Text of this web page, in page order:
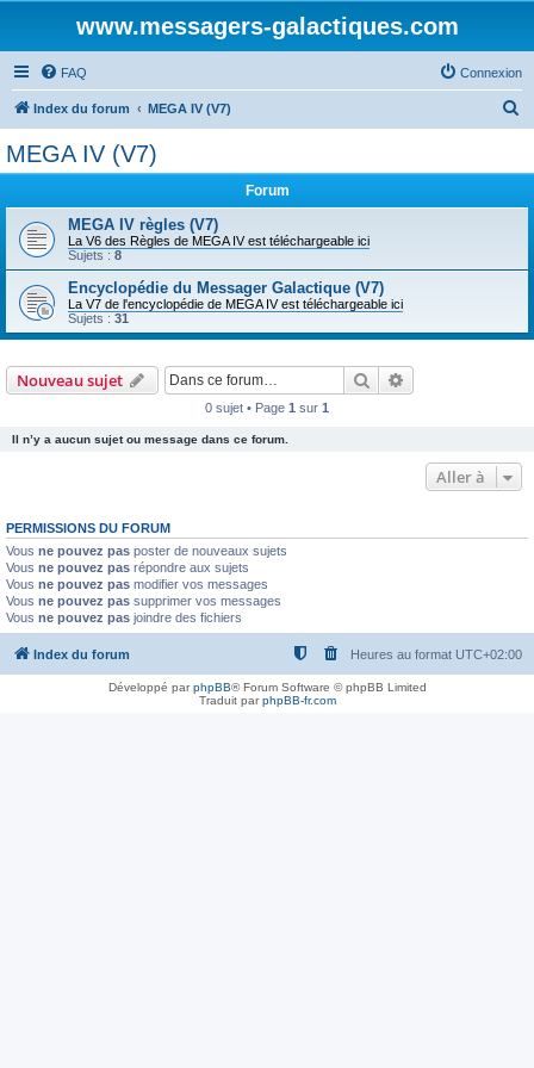
www.messagers-galactiques.com
FAQ Connexion
Index du forum MEGA IV (V7)
e
MEGA IV (V7)
Forum
MEGA IV règles (V7)
La V6 des Règles de MEGA IV est téléchargeable ici
Sujets : 8
Encyclopédie du Messager Galactique (V7)
La V7 de l'encyclopédie de MEGA IV est téléchargeable ici
Sujets : 31
Nouveau sujet Rechercher
0 sujet • Page 1 sur 1
Il n’y a aucun sujet ou message dans ce forum.
Aller à
PERMISSIONS DU FORUM
Vous ne pouvez pas poster de nouveaux sujets
Vous ne pouvez pas répondre aux sujets
Vous ne pouvez pas modifier vos messages
Vous ne pouvez pas supprimer vos messages
Vous ne pouvez pas joindre des fichiers
Index du forum Heures au format UTC+02:00
Développé parphpBB® Forum Software © phpBB Limited
Traduit parphpBB-fr.com